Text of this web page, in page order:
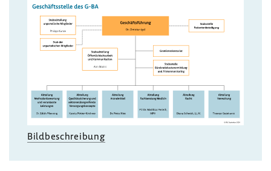
Bildbeschreibung